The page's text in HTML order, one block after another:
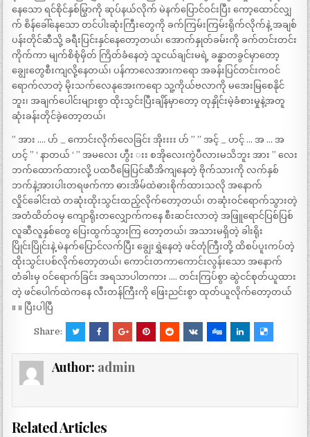
နေသော ရင်စိုင်နှစ်မြွာကို ဆုပ်နယ်လိုက် မဲနက်ပြောင်ဝင်းပြီး ကော့ထောင်လျှ
က် စိန်ခေါ်နေသော တင်ပါးဆုံးကြီးတွေကို ခက်ကြမ်းကြမ်းရိုက်လိုက်နဲ့ အချစ်
ပန်းတိုင်ဆီသို့ ခရီးပြင်းနှင်နေတော့တယ်၊ အောက်နှုတ်ခမ်းကို ခက်တင်းတင်း
ကိုက်ကာ မျက်စိစုံမှိတ် ကြိတ်ခံနေတဲ့ သူငယ်ချင်းမရဲ့ ခန္ဓာတခွင်မှာတော့
ချွေးတွေစီးကျလို့နေတယ်၊ ပန်ကာလေအားကရော အခန်းပြင်တင်းကဝင်
ရောက်လာတဲ့ မိုးသက်လေနုအေးကရော သူ့ကိုယ်ဗလာကို မအေးမြစေနိုင်
ဘူး၊ အချက်ပေါင်းများစွာ ထိုးသွင်းပြီးချိန်မှာတော့ တုနှိုင်းမဲ့ခံစားမှုနဲ့အတူ
ဆုံးခန်းတိုင်ခဲ့တော့တယ်၊
” အား …. ဟ် _ ကောင်းလိုက်လေခြင်း အိုးးးး ဟ် ” ” အင့် _ ဟင့် … အ … အ
ဟင့် ” ‘ နာတယ် ‘ ” အမလေး ဟွီး းး စအိုလေးကွဲပီလားမသိဘူး အား ” လေး
ဘက်ထောက်ထားလို့ ပထဝီမြေပြင်ဆီအိကျနေတဲ့ ဗိုက်သားကို လက်နှစ်
ဘက်နဲ့အားပါးတရဖက်ကာ ဓားအိမ်ထဲဓားစိုက်ထားသလို အနောက်
လှိုင်ခေါင်းထဲ တဆုံးထိုးသွင်းထည့်လိုက်တော့တယ်၊ တဆုံးဝင်ရောက်သွားတဲ့
အတံထိတ်ဝမှ ကျောရိုးတလျှောက်ကနေ စီးဆင်းလာတဲ့ အဖြူရောင်ပြစ်ပြစ်
လူဆီလူနှစ်တွေ ပြေးထွက်သွားကြ တော့တယ်၊ အသားမရှိတဲ့ ခါးရိုး
ပြိုင်းပြိုင်းနဲ့ မဲနက်ပြောင်လက်ပြီး ချွေးရွှဲနေတဲ့ ဖင်တုံကြီးတို့ ထိစပ်ပူးကပ်တဲ့
ထိုးသွင်းပစ်လိုက်တော့တယ်၊ ကောင်းတကာကောင်းလွန်းသော အနောက်
တံခါးမှ ဝင်ရောက်ခြင်း အရသာပါတကား …. တင်းကြပ်စွာ ဆွဲငင်စုတ်ယူထား
တဲ့ ဖင်ပေါက်ထဲကနေ လီးတန်ကြီးကို ဖြေးညင်းစွာ ထုတ်ယူလိုက်တော့တယ်
။ ။ ပြီးပါပြီ
Share:
Author: admin
Related Articles